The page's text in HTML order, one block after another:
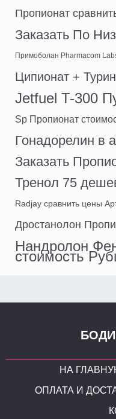
Пропионат
Заказать По
Примоболан Pharmacom
Ципионат +
Jetfuel T-300
Sp Пропионат
Гонадорелин в
Заказать
Тренол 75
Radjay сравнить цены
Дростанолон
Нандролон
стоимость
НА
ОПЛАТА И